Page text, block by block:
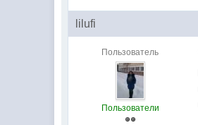
lilufi
Пользователь
Пользователи